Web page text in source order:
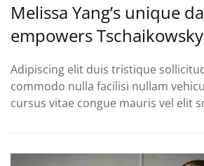
Melissa Yang’s unique
empowers Tschaikowsky
Adipiscing elit duis tristique
commodo nulla facilisi nullam
cursus vitae congue mauris vel elit